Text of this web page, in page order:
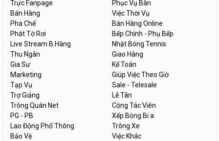
Trực Fanpage
Phục Vụ Bàn
Bán Hàng
Việc Thời Vụ
Pha Chế
Bán Hàng Online
Phát Tờ Rơi
Bếp Chính - Phụ Bếp
Live Stream B.Hàng
Nhặt Bóng Tennis
Thu Ngân
Giao Hàng
Gia Sư
Kế Toán
Marketing
Giúp Việc Theo Giờ
Tạp Vụ
Sale - Telesale
Trợ Giảng
Lễ Tân
Trông Quán Net
Cộng Tác Viên
PG - PB
Xếp Bóng Bi a
Lao Động Phổ Thông
Trông Xe
Bảo Vệ
Việc Khác